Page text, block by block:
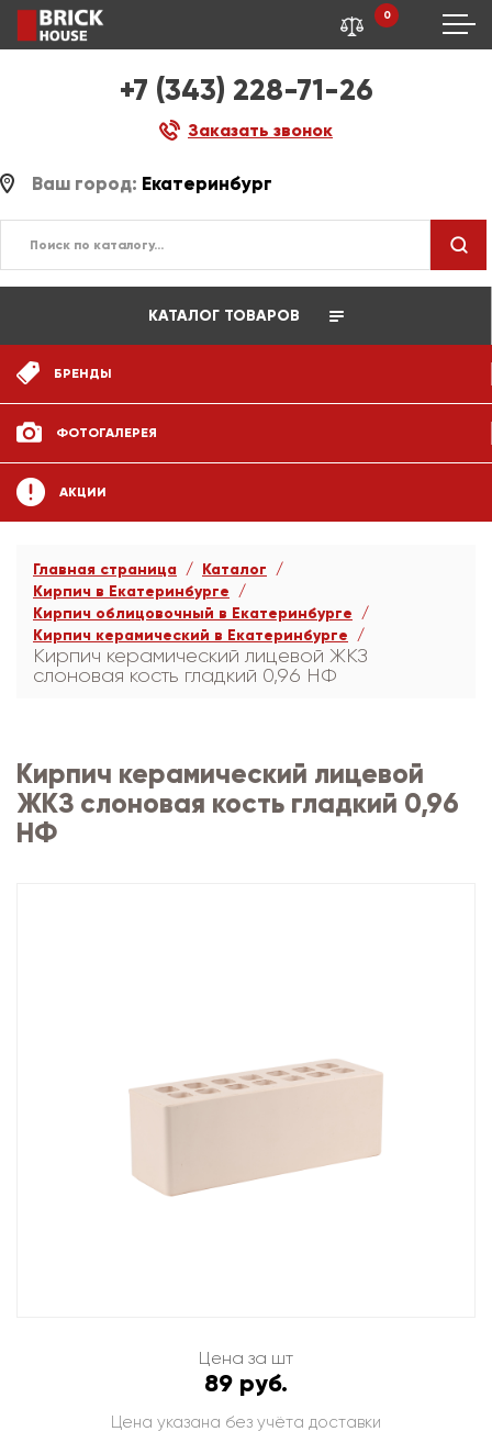
+7 (343) 228-71-26
Заказать звонок
0
Ваш город: Екатеринбург
КАТАЛОГ ТОВАРОВ
БРЕНДЫ
ФОТОГАЛЕРЕЯ
АКЦИИ
Главная страница
Каталог
Кирпич в Екатеринбурге
Кирпич облицовочный в Екатеринбурге
Кирпич керамический в Екатеринбурге
Кирпич керамический лицевой ЖКЗ
слоновая кость гладкий 0,96 НФ
Кирпич керамический лицевой
ЖКЗ слоновая кость гладкий 0,96
НФ
Цена за шт
89 руб.
Цена указана без учёта доставки